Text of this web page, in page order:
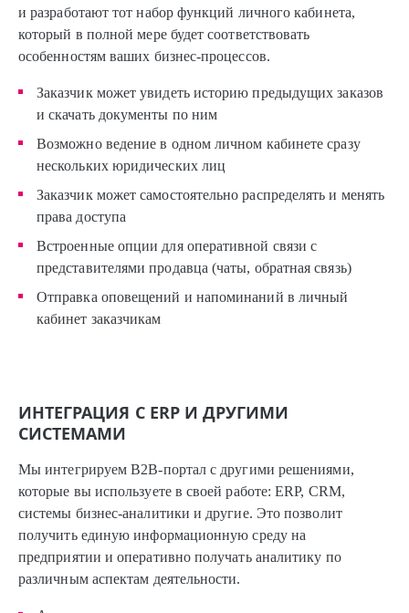
и разработают тот набор функций личного кабинета,
который в полной мере будет соответствовать
особенностям ваших бизнес-процессов.
Заказчик может увидеть историю предыдущих заказов
и скачать документы по ним
Возможно ведение в одном личном кабинете сразу
нескольких юридических лиц
Заказчик может самостоятельно распределять и менять
права доступа
Встроенные опции для оперативной связи с
представителями продавца (чаты, обратная связь)
Отправка оповещений и напоминаний в личный
кабинет заказчикам
ИНТЕГРАЦИЯ С ERP И ДРУГИМИ
СИСТЕМАМИ
Мы интегрируем B2B-портал с другими решениями,
которые вы используете в своей работе: ERP, CRM,
системы бизнес-аналитики и другие. Это позволит
получить единую информационную среду на
предприятии и оперативно получать аналитику по
различным аспектам деятельности.